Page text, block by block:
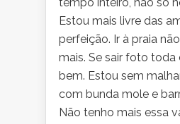
Estou mais livre das
perfeição. Ir à praia
mais. Se sair foto toda
bem. Estou sem
com bunda mole e
Não tenho mais essa